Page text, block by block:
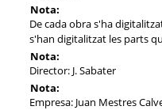
Nota:
De cada obra s'ha
s'han digitalitzat les parts
Nota:
Director: J. Sabater
Nota:
Empresa: Juan Mestres